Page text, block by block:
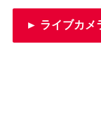
► ライブカメ